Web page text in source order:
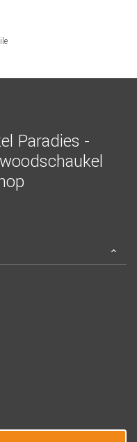
Paradies -